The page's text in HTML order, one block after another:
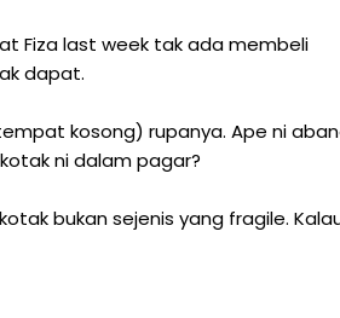
Fiza last week tak ada membeli
dapat.
kosong) rupanya. Ape ni
ni dalam pagar?
bukan sejenis yang fragile.